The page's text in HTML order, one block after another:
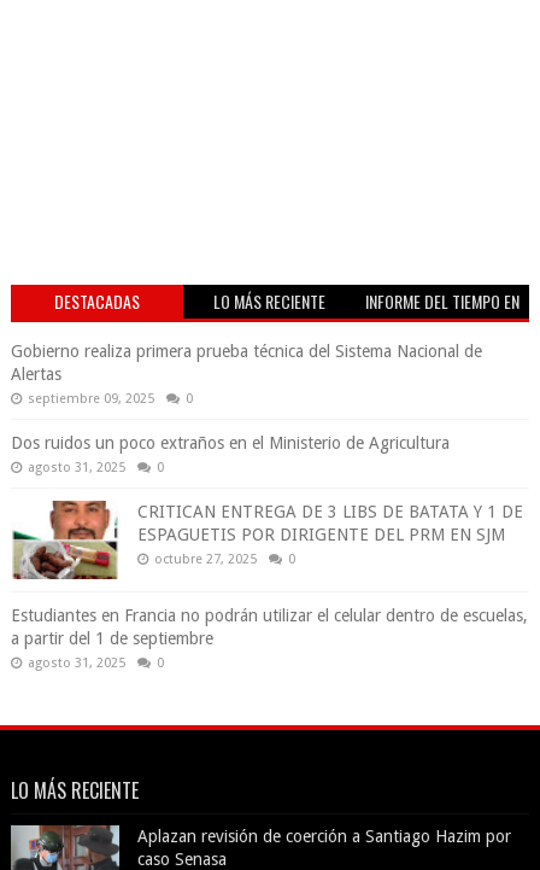
DESTACADAS LO MÁS RECIENTE
INFORME DEL TIEMPO EN
Gobierno realiza primera prueba técnica del Sistema Nacional de
Alertas
septiembre 09, 2025 0
Dos ruidos un poco extraños en el Ministerio de Agricultura
agosto 31, 2025 0
CRITICAN ENTREGA DE 3 LIBS DE BATATA Y 1 DE
ESPAGUETIS POR DIRIGENTE DEL PRM EN SJM
octubre 27, 2025 0
Estudiantes en Francia no podrán utilizar el celular dentro de escuelas,
a partir del 1 de septiembre
agosto 31, 2025 0
LO MÁS RECIENTE
Aplazan revisión de coerción a Santiago Hazim por
caso Senasa